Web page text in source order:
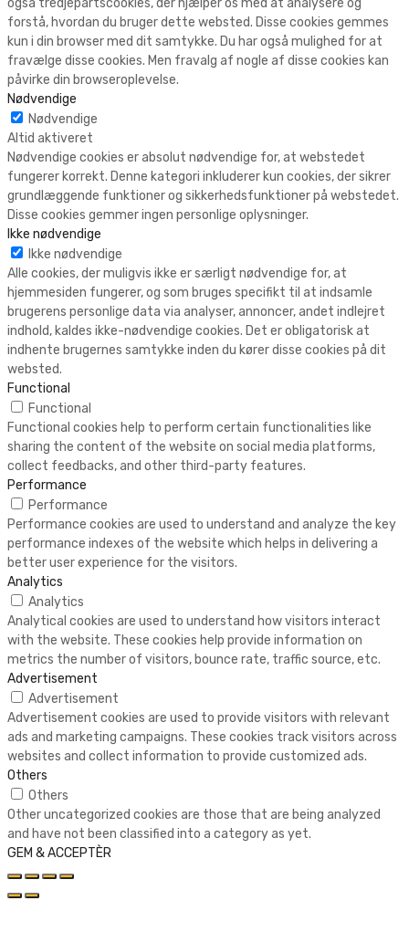
også tredjepartscookies, der hjælper os med at analysere og
forstå, hvordan du bruger dette websted. Disse cookies gemmes
kun i din browser med dit samtykke. Du har også mulighed for at
fravælge disse cookies. Men fravalg af nogle af disse cookies kan
påvirke din browseroplevelse.
Nødvendige
Nødvendige
Altid aktiveret
Nødvendige cookies er absolut nødvendige for, at webstedet
fungerer korrekt. Denne kategori inkluderer kun cookies, der sikrer
grundlæggende funktioner og sikkerhedsfunktioner på webstedet.
Disse cookies gemmer ingen personlige oplysninger.
Ikke nødvendige
Ikke nødvendige
Alle cookies, der muligvis ikke er særligt nødvendige for, at
hjemmesiden fungerer, og som bruges specifikt til at indsamle
brugerens personlige data via analyser, annoncer, andet indlejret
indhold, kaldes ikke-nødvendige cookies. Det er obligatorisk at
indhente brugernes samtykke inden du kører disse cookies på dit
websted.
Functional
Functional
Functional cookies help to perform certain functionalities like
sharing the content of the website on social media platforms,
collect feedbacks, and other third-party features.
Performance
Performance
Performance cookies are used to understand and analyze the key
performance indexes of the website which helps in delivering a
better user experience for the visitors.
Analytics
Analytics
Analytical cookies are used to understand how visitors interact
with the website. These cookies help provide information on
metrics the number of visitors, bounce rate, traffic source, etc.
Advertisement
Advertisement
Advertisement cookies are used to provide visitors with relevant
ads and marketing campaigns. These cookies track visitors across
websites and collect information to provide customized ads.
Others
Others
Other uncategorized cookies are those that are being analyzed
and have not been classified into a category as yet.
GEM & ACCEPTÈR